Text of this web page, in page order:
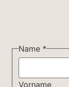
Name *
Vorname